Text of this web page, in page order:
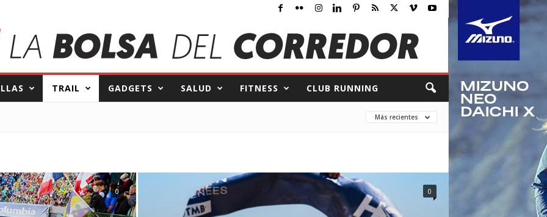
TRAIL GADGETS SALUD FITNESS CLUB RUNNING
Más recientes
0 0